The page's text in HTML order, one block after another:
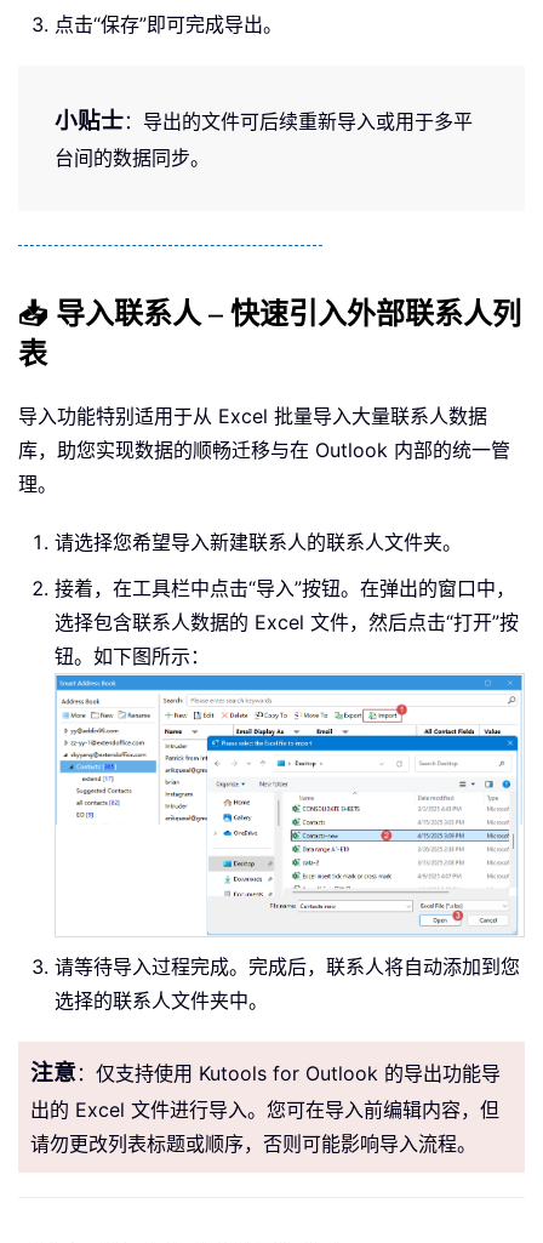
点击“保存”即可完成导出。
小贴士：导出的文件可后续重新导入或用于多平
台间的数据同步。
📥 导入联系人 – 快速引入外部联系人列
表
导入功能特别适用于从 Excel 批量导入大量联系人数据
库，助您实现数据的顺畅迁移与在 Outlook 内部的统一管
理。
请选择您希望导入新建联系人的联系人文件夹。
接着，在工具栏中点击“导入”按钮。在弹出的窗口中，
选择包含联系人数据的 Excel 文件，然后点击“打开”按
钮。如下图所示：
请等待导入过程完成。完成后，联系人将自动添加到您
选择的联系人文件夹中。
注意：仅支持使用 Kutools for Outlook 的导出功能导
出的 Excel 文件进行导入。您可在导入前编辑内容，但
请勿更改列表标题或顺序，否则可能影响导入流程。